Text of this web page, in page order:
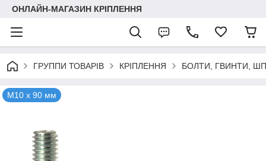
ОНЛАЙН-МАГАЗИН КРІПЛЕННЯ
ГРУППИ ТОВАРІВ КРІПЛЕННЯ БОЛТИ, ГВИНТИ,
М10 х 90 мм